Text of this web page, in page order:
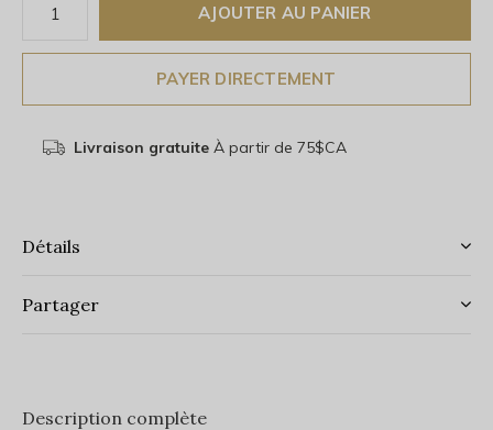
AJOUTER AU PANIER
PAYER DIRECTEMENT
Livraison gratuiteÀ partir de 75$CA
Détails
Partager
Description complète